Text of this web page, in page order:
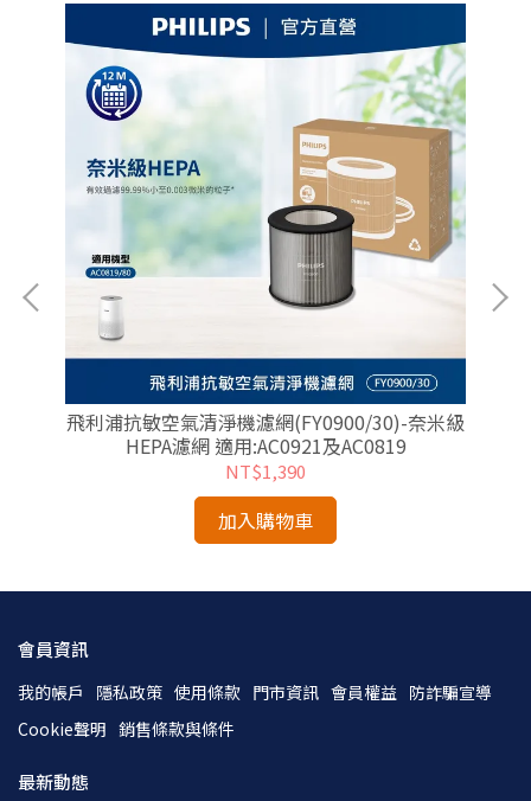
飛利浦抗敏空氣清淨機濾網(FY0900/30)-奈米級
HEPA濾網 適用:AC0921及AC0819
NT$1,390
加入購物車
會員資訊
我的帳戶 隱私政策 使用條款 門市資訊 會員權益 防詐騙宣導
Cookie聲明 銷售條款與條件
最新動態